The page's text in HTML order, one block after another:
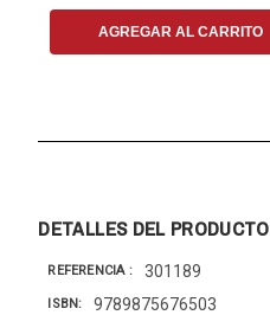
AGREGAR AL CARRITO
DETALLES DEL PRODUCTO
REFERENCIA 301189
ISBN 9789875676503